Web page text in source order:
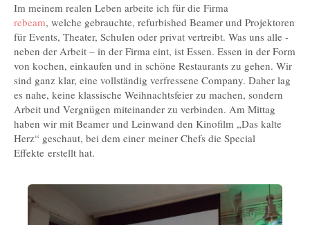
Im meinem realen Leben arbeite ich für die Firma
rebeam, welche gebrauchte, refurbished Beamer und Projektoren
für Events, Theater, Schulen oder privat vertreibt. Was uns alle -
neben der Arbeit – in der Firma eint, ist Essen. Essen in der Form
von kochen, einkaufen und in schöne Restaurants zu gehen. Wir
sind ganz klar, eine vollständig verfressene Company. Daher lag
es nahe, keine klassische Weihnachtsfeier zu machen, sondern
Arbeit und Vergnügen miteinander zu verbinden. Am Mittag
haben wir mit Beamer und Leinwand den Kinofilm „Das kalte
Herz“ geschaut, bei dem einer meiner Chefs die Special
Effekte erstellt hat.